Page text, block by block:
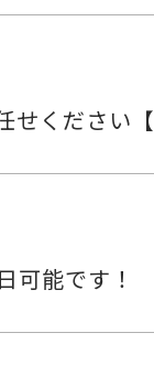
ください【
可能です！